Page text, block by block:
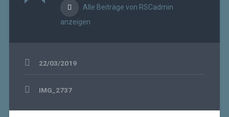
Alle Beiträge von RSCadmin
anzeigen
22/03/2019
Beitragsnavigation
IMG_2737